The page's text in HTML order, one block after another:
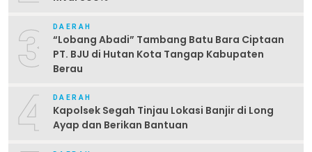
3 DAERAH
“Lobang Abadi” Tambang Batu Bara Ciptaan
PT. BJU di Hutan Kota Tangap Kabupaten
Berau
4 DAERAH
Kapolsek Segah Tinjau Lokasi Banjir di Long
Ayap dan Berikan Bantuan